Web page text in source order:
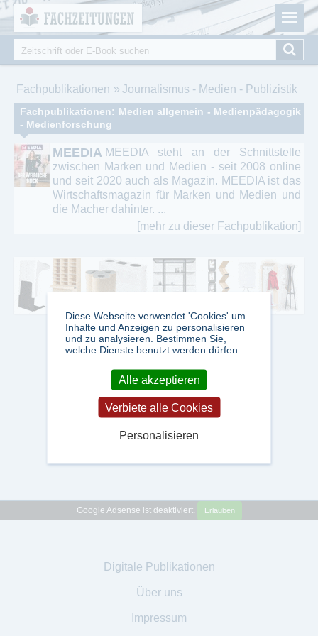
Fachzeitungen.de - Das unabhängige Portal für
Fachmagazine Fachpublikationen & eBooks
Suchformular
Suche
Fachpublikationen
Journalismus - Medien - Publizistik
Fachpublikationen: Medien allgemein - Medienpädagogik
- Medienforschung
MEEDIA MEEDIA steht an der Schnittstelle
zwischen Marken und Medien - seit 2008 online
und seit 2020 auch als Magazin. MEEDIA ist das
Wirtschaftsmagazin für Marken und Medien und
die Macher dahinter. ...
[mehr zu dieser Fachpublikation]
Google Adsense ist deaktiviert. Erlauben
Digitale Publikationen
Über uns
Impressum
Cookie-Einstellungen
Diese Webseite verwendet 'Cookies' um
Inhalte und Anzeigen zu personalisieren
und zu analysieren. Bestimmen Sie,
welche Dienste benutzt werden dürfen
Alle akzeptieren
Verbiete alle Cookies
Personalisieren